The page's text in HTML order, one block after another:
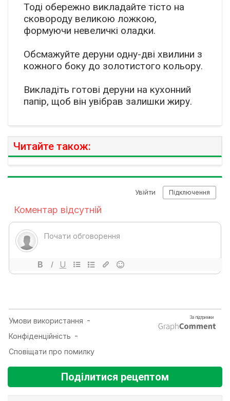
Тоді обережно викладайте тісто на
сковороду великою ложкою,
формуючи невеличкі оладки.
Обсмажуйте деруни одну-дві хвилини з
кожного боку до золотистого кольору.
Викладіть готові деруни на кухонний
папір, щоб він увібрав залишки жиру.
Читайте також:
Поділитися рецептом